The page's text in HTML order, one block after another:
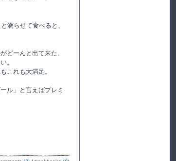
滴らせて食べると、
どーんと出て来た。
。
これも大満足。
ル」と言えばプレミ